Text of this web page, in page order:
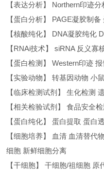
【表达分析】 Northern印迹
【蛋白分析】 PAGE凝胶制
【核酸纯化】 DNA凝胶纯化
【RNAi技术】 siRNA 反义
【蛋白检测】 Western印迹
【实验动物】 转基因动物 小
【临床检测试剂】 生化检测
【相关检验试剂】 食品安全
【蛋白纯化】 蛋白提取 蛋白
【细胞培养】 血清 血清替代
细胞 新鲜细胞分离
【干细胞】 干细胞/祖细胞 原